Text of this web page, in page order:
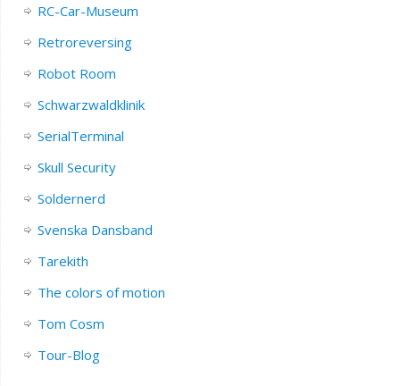
RC-Car-Museum
Retroreversing
Robot Room
Schwarzwaldklinik
SerialTerminal
Skull Security
Soldernerd
Svenska Dansband
Tarekith
The colors of motion
Tom Cosm
Tour-Blog